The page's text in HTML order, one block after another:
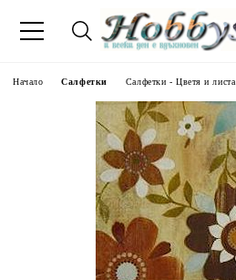
Начало Салфетки Салфетки - Цветя и листа